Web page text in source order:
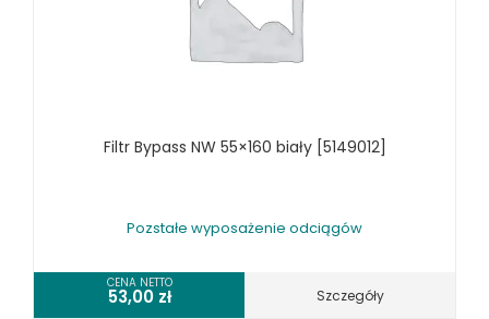
URZĄDZENIA WIELOCZYNNOŚCIOWE DO DREWNA
WIERTARKI POZIOME DO DREWNA, WIELOWRZECIONOWE,
WYPOSAŻENIE FREZAREK
WYPOSAŻENIE OKLEINIAREK
WYPOSAŻENIE PIŁ STOŁOWYCH
Filtr Bypass NW 55×160 biały [5149012]
Pozstałe wyposażenie odciągów
CENA NETTO
53,00 zł Szczegóły